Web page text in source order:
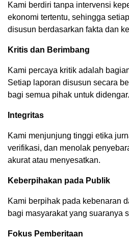
Kami berdiri tanpa intervensi
ekonomi tertentu, sehingga
disusun berdasarkan fakta dan
Kritis dan Berimbang
Kami percaya kritik adalah
Setiap laporan disusun secara
bagi semua pihak untuk didengar.
Integritas
Kami menjunjung tinggi etika
verifikasi, dan menolak
akurat atau menyesatkan.
Keberpihakan pada Publik
Kami berpihak pada kebenaran
bagi masyarakat yang suaranya
Fokus Pemberitaan